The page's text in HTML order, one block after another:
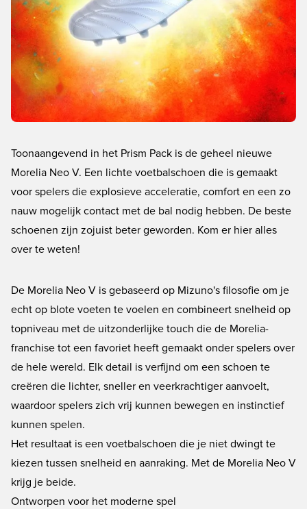
Toonaangevend in het Prism Pack is de geheel nieuwe
Morelia Neo V. Een lichte voetbalschoen die is gemaakt
voor spelers die explosieve acceleratie, comfort en een zo
nauw mogelijk contact met de bal nodig hebben. De beste
schoenen zijn zojuist beter geworden. Kom er hier alles
over te weten!
De Morelia Neo V is gebaseerd op Mizuno's filosofie om je
echt op blote voeten te voelen en combineert snelheid op
topniveau met de uitzonderlijke touch die de Morelia-
franchise tot een favoriet heeft gemaakt onder spelers over
de hele wereld. Elk detail is verfijnd om een schoen te
creëren die lichter, sneller en veerkrachtiger aanvoelt,
waardoor spelers zich vrij kunnen bewegen en instinctief
kunnen spelen.
Het resultaat is een voetbalschoen die je niet dwingt te
kiezen tussen snelheid en aanraking. Met de Morelia Neo V
krijg je beide.
Ontworpen voor het moderne spel